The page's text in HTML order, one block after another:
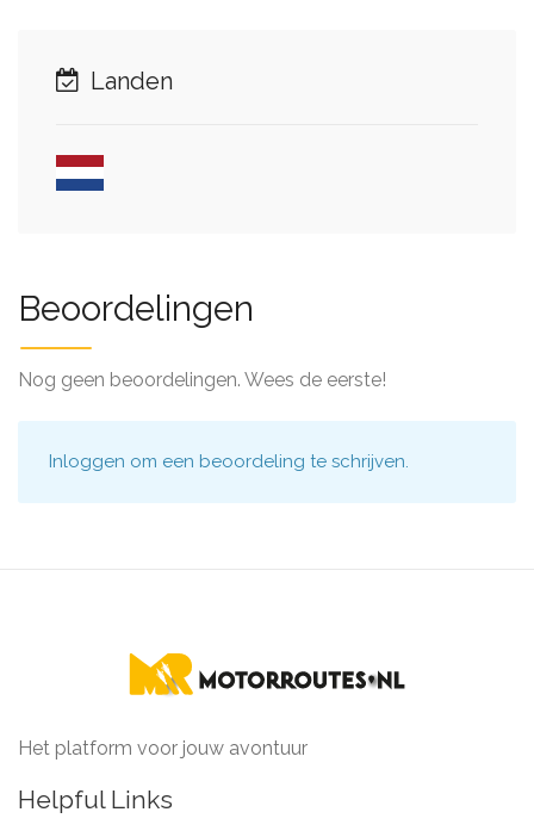
Landen
Beoordelingen
Nog geen beoordelingen. Wees de eerste!
Inloggen om een beoordeling te schrijven.
Het platform voor jouw avontuur
Helpful Links